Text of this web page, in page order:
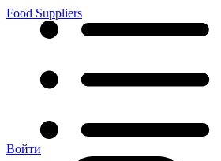
Food Suppliers
Войти